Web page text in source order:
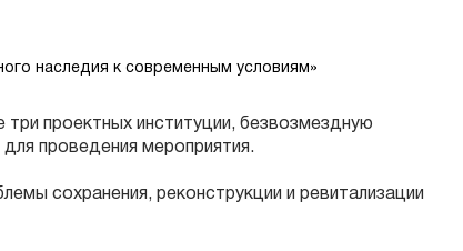
наследия к современным условиям»
проектных институции, безвозмездную
проведения мероприятия.
сохранения, реконструкции и ревитализации